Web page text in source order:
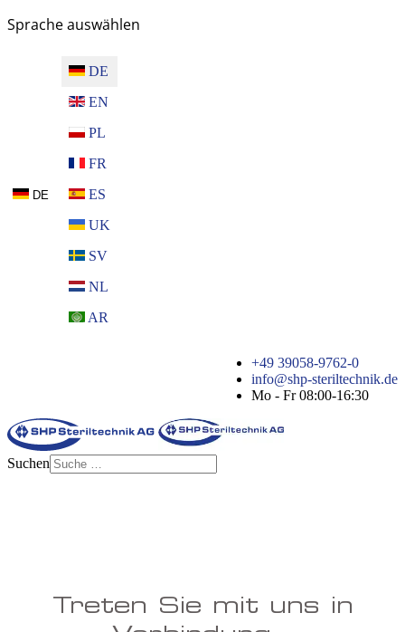
Sprache auswählen
DE
DE
EN
PL
FR
ES
UK
SV
NL
AR
+49 39058-9762-0
info@shp-steriltechnik.de
Mo - Fr 08:00-16:30
Suchen
Treten Sie mit uns in